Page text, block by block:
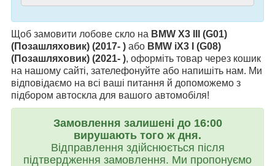
Щоб замовити лобове скло на BMW X3 III (G01)
(Позашляховик) (2017- ) або BMW iX3 I (G08)
(Позашляховик) (2021- ), оформіть товар через кошик
на нашому сайті, зателефонуйте або напишіть нам. Ми
відповідаємо на всі ваші питання й допоможемо з
підбором автоскла для вашого автомобіля!
Замовлення залишені до 16:00
вирушають того ж дня.
Відправлення здійснюється після
підтвердження замовлення. Ми пропонуємо